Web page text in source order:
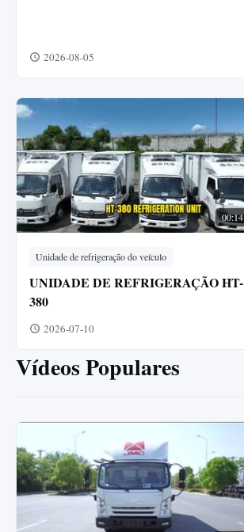
2026-08-05
00:14
Unidade de refrigeração do veículo
UNIDADE DE REFRIGERAÇÃO HT-
380
2026-07-10
Vídeos Populares